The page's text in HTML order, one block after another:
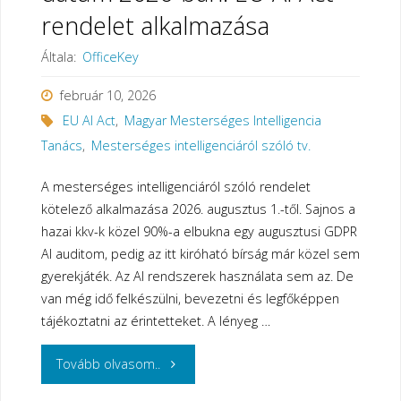
rendelet alkalmazása
Általa: OfficeKey
február 10, 2026
EU AI Act, Magyar Mesterséges Intelligencia
Tanács, Mesterséges intelligenciáról szóló tv.
A mesterséges intelligenciáról szóló rendelet
kötelező alkalmazása 2026. augusztus 1.-től. Sajnos a
hazai kkv-k közel 90%-a elbukna egy augusztusi GDPR
AI auditom, pedig az itt kiróható bírság már közel sem
gyerekjáték. Az AI rendszerek használata sem az. De
van még idő felkészülni, bevezetni és legfőképpen
tájékoztatni az érintetteket. A lényeg …
Tovább olvasom.. "A